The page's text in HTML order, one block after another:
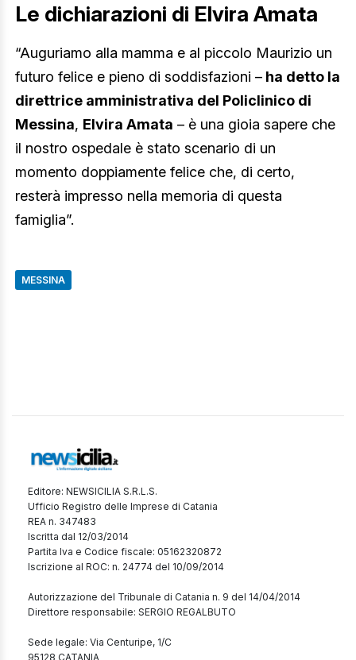
Le dichiarazioni di Elvira Amata
“Auguriamo alla mamma e al piccolo Maurizio un
futuro felice e pieno di soddisfazioni – ha detto la
direttrice amministrativa del Policlinico di
Messina, Elvira Amata – è una gioia sapere che
il nostro ospedale è stato scenario di un
momento doppiamente felice che, di certo,
resterà impresso nella memoria di questa
famiglia”.
MESSINA
Editore: NEWSICILIA S.R.L.S.
Ufficio Registro delle Imprese di Catania
REA n. 347483
Iscritta dal 12/03/2014
Partita Iva e Codice fiscale: 05162320872
Iscrizione al ROC: n. 24774 del 10/09/2014
Autorizzazione del Tribunale di Catania n. 9 del 14/04/2014
Direttore responsabile: SERGIO REGALBUTO
Sede legale: Via Centuripe, 1/C
95128 CATANIA